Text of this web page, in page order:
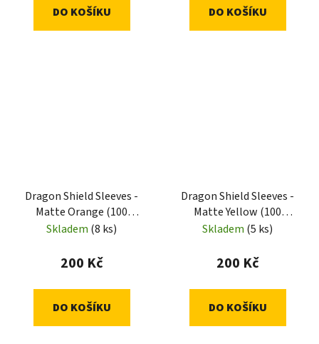
DO KOŠÍKU DO KOŠÍKU
Dragon Shield Sleeves -
Matte Orange (100
Sleeves)
Skladem (8 ks)
200 Kč
DO KOŠÍKU
Dragon Shield Sleeves -
Matte Yellow (100
Sleeves)
Skladem (5 ks)
200 Kč
DO KOŠÍKU